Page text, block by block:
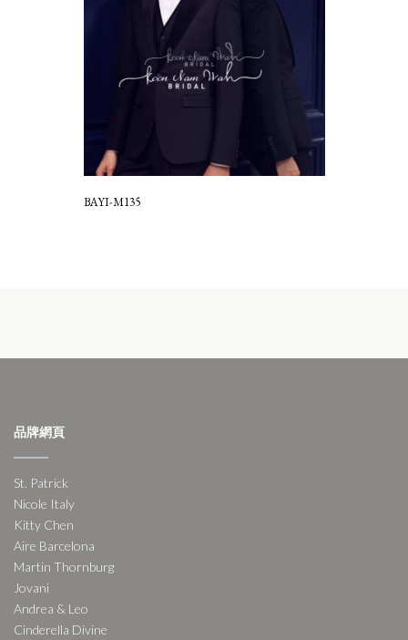
BAYI-M135
品牌網頁
St. Patrick
Nicole Italy
Kitty Chen
Aire Barcelona
Martin Thornburg
Jovani
Andrea & Leo
Cinderella Divine